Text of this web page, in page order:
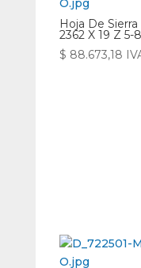
Hoja De
2362 X 19 Z 5-8
$ 88.673,18